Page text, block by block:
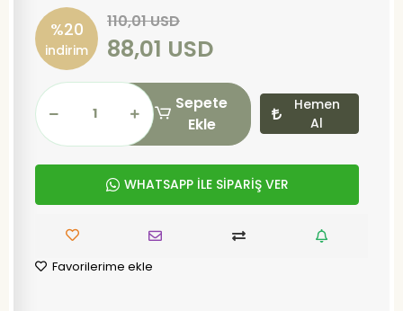
%20
indirim
110,01 USD
88,01 USD
Sepete
Ekle
Hemen
Al
WHATSAPP İLE SİPARİŞ VER
Favorilerime ekle